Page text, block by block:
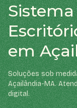
em
Soluções sob
Açailândia-MA.
digital.